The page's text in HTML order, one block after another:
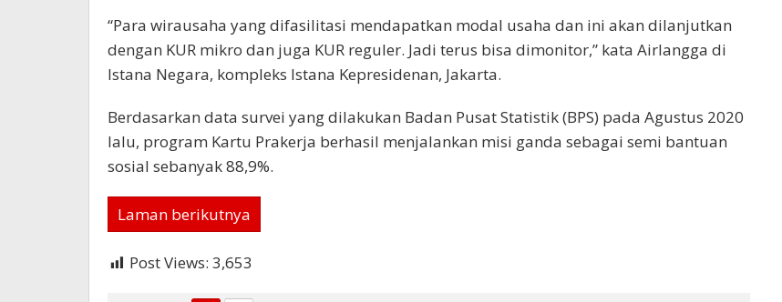
“Para wirausaha yang difasilitasi mendapatkan modal usaha dan ini akan dilanjutkan
dengan KUR mikro dan juga KUR reguler. Jadi terus bisa dimonitor,” kata Airlangga di
Istana Negara, kompleks Istana Kepresidenan, Jakarta.
Berdasarkan data survei yang dilakukan Badan Pusat Statistik (BPS) pada Agustus 2020
lalu, program Kartu Prakerja berhasil menjalankan misi ganda sebagai semi bantuan
sosial sebanyak 88,9%.
Laman berikutnya
Post Views: 3,653